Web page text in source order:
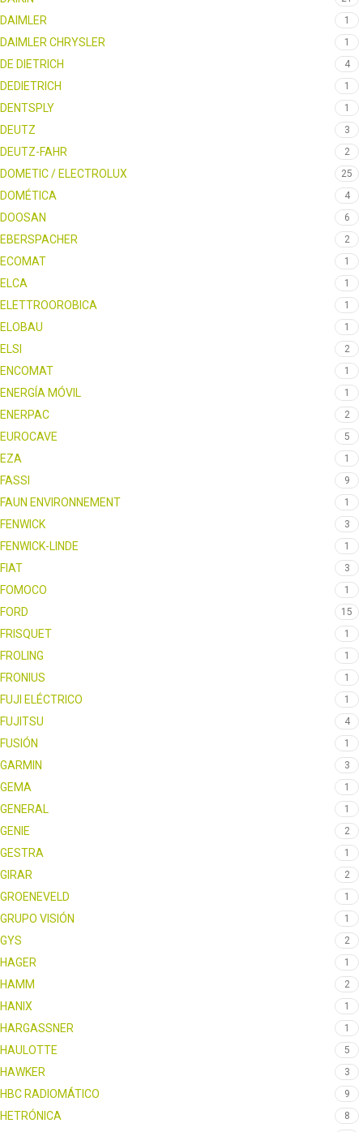
DAIMLER 1
DAIMLER CHRYSLER 1
DE DIETRICH 4
DEDIETRICH 1
DENTSPLY 1
DEUTZ 3
DEUTZ-FAHR 2
DOMETIC / ELECTROLUX 25
DOMÉTICA 4
DOOSAN 6
EBERSPACHER 2
ECOMAT 1
ELCA 1
ELETTROOROBICA 1
ELOBAU 1
ELSI 2
ENCOMAT 1
ENERGÍA MÓVIL 1
ENERPAC 2
EUROCAVE 5
EZA 1
FASSI 9
FAUN ENVIRONNEMENT 1
FENWICK 3
FENWICK-LINDE 1
FIAT 3
FOMOCO 1
FORD 15
FRISQUET 1
FROLING 1
FRONIUS 1
FUJI ELÉCTRICO 1
FUJITSU 4
FUSIÓN 1
GARMIN 3
GEMA 1
GENERAL 1
GENIE 2
GESTRA 1
GIRAR 2
GROENEVELD 1
GRUPO VISIÓN 1
GYS 2
HAGER 1
HAMM 2
HANIX 1
HARGASSNER 1
HAULOTTE 5
HAWKER 3
HBC RADIOMÁTICO 9
HETRÓNICA 8